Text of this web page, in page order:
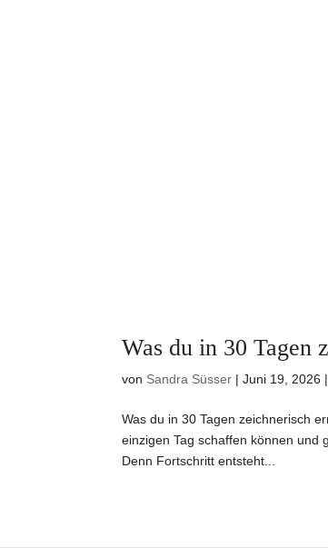
Was du in 30 Tagen
von Sandra Süsser |Juni 19, 2026 |
Was du in 30 Tagen zeichnerisch
einzigen Tag schaffen können und
Denn Fortschritt entsteht...